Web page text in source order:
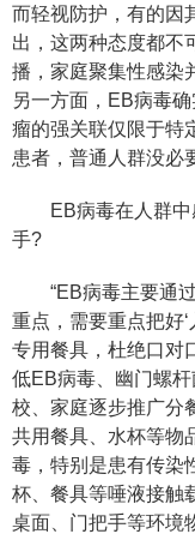
而轻视防护，有的因
出，这两种态度都不
播，家庭聚集性感染
另一方面，EB病毒
瘤的强关联仅限于特
患者，普通人群没必
EB病毒在人群中
手?
“EB病毒主要通过
重点，需要重点把好
专用餐具，杜绝口对
低EB病毒、幽门螺
校、家庭逐步推广分
共用餐具、水杯等物
毒，特别是患有传染
杯、餐具等唾液接触
桌面、门把手等环境